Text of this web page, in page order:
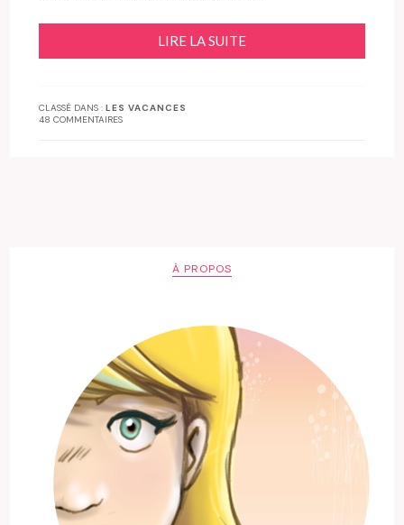
LIRE LA SUITE
CLASSÉ DANS :LES VACANCES
48 COMMENTAIRES
À PROPOS